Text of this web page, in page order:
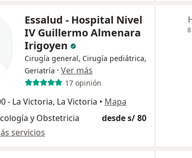
Essalud - Hospital Nivel
IV Guillermo Almenara
Irigoyen
Cirugía general, Cirugía pediátrica,
Geriatría · Ver más
17 opinión
- La Victoria, La Victoria • Mapa
y Obstetricia
desde s/ 80
servicios